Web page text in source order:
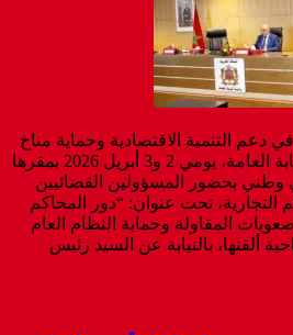
دعم التنمية الاقتصادية وحماية مناخ
الأعمال، افتتحت رئاسة النيابة العامة، يومي 2 و3 أبريل 2026 بمقرها
وطني بحضور المسؤولين القضائيين
التجارية، تحت عنوان: “دور المحاكم
المقاولة وحماية النظام العام
ألقتها، بالنيابة عن السيد رئيس